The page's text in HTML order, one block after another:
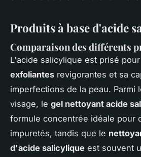
Produits à base d'acide
Comparaison des différents
L'acide salicylique est prisé
exfoliantes revigorantes et sa
imperfections de la peau. Parmi
visage, le gel nettoyant acide
formule concentrée idéale pour
impuretés, tandis que le
d'acide salicylique est souvent